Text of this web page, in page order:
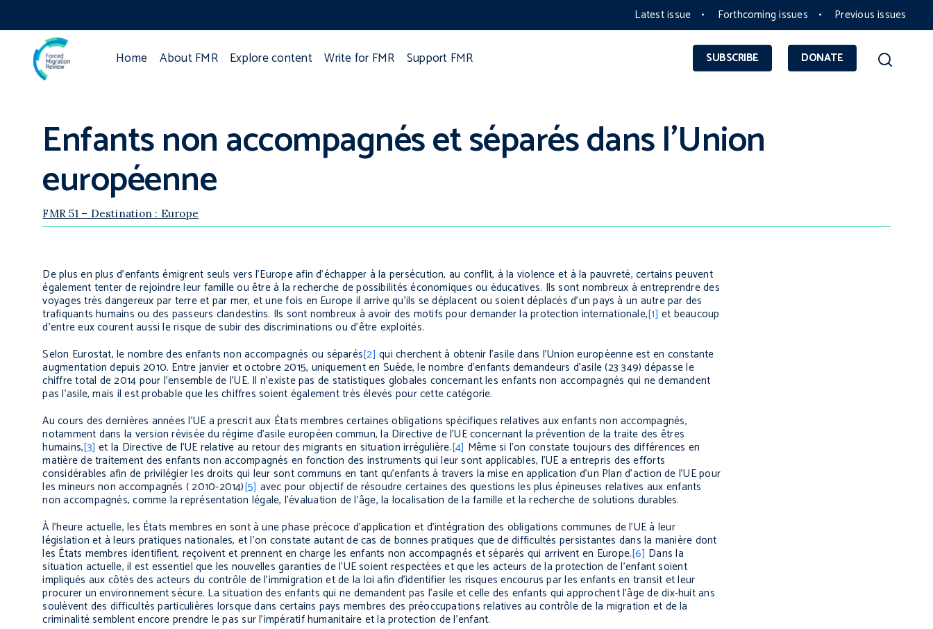
Latest issue Forthcoming issues Previous issues
SUBSCRIBE DONATE
Home About FMR Explore content Write for FMR Support FMR
Enfants non accompagnés et séparés dans l’Union
européenne
FMR 51 – Destination : Europe
De plus en plus d’enfants émigrent seuls vers l’Europe afin d’échapper à la persécution, au conflit, à la violence et à la pauvreté, certains peuvent
également tenter de rejoindre leur famille ou être à la recherche de possibilités économiques ou éducatives. Ils sont nombreux à entreprendre des
voyages très dangereux par terre et par mer, et une fois en Europe il arrive qu’ils se déplacent ou soient déplacés d’un pays à un autre par des
trafiquants humains ou des passeurs clandestins. Ils sont nombreux à avoir des motifs pour demander la protection internationale,[1] et beaucoup
d’entre eux courent aussi le risque de subir des discriminations ou d’être exploités.
Selon Eurostat, le nombre des enfants non accompagnés ou séparés[2] qui cherchent à obtenir l’asile dans l’Union européenne est en constante
augmentation depuis 2010. Entre janvier et octobre 2015, uniquement en Suède, le nombre d’enfants demandeurs d’asile (23 349) dépasse le
chiffre total de 2014 pour l’ensemble de l’UE. Il n’existe pas de statistiques globales concernant les enfants non accompagnés qui ne demandent
pas l’asile, mais il est probable que les chiffres soient également très élevés pour cette catégorie.
Au cours des dernières années l’UE a prescrit aux États membres certaines obligations spécifiques relatives aux enfants non accompagnés,
notamment dans la version révisée du régime d’asile européen commun, la Directive de l’UE concernant la prévention de la traite des êtres
humains,[3] et la Directive de l’UE relative au retour des migrants en situation irrégulière.[4] Même si l’on constate toujours des différences en
matière de traitement des enfants non accompagnés en fonction des instruments qui leur sont applicables, l’UE a entrepris des efforts
considérables afin de privilégier les droits qui leur sont communs en tant qu’enfants à travers la mise en application d’un Plan d’action de l’UE pour
les mineurs non accompagnés ( 2010-2014)[5] avec pour objectif de résoudre certaines des questions les plus épineuses relatives aux enfants
non accompagnés, comme la représentation légale, l’évaluation de l’âge, la localisation de la famille et la recherche de solutions durables.
À l’heure actuelle, les États membres en sont à une phase précoce d’application et d’intégration des obligations communes de l’UE à leur
législation et à leurs pratiques nationales, et l’on constate autant de cas de bonnes pratiques que de difficultés persistantes dans la manière dont
les États membres identifient, reçoivent et prennent en charge les enfants non accompagnés et séparés qui arrivent en Europe.[6] Dans la
situation actuelle, il est essentiel que les nouvelles garanties de l’UE soient respectées et que les acteurs de la protection de l’enfant soient
impliqués aux côtés des acteurs du contrôle de l’immigration et de la loi afin d’identifier les risques encourus par les enfants en transit et leur
procurer un environnement sécure. La situation des enfants qui ne demandent pas l’asile et celle des enfants qui approchent l’âge de dix-huit ans
soulèvent des difficultés particulières lorsque dans certains pays membres des préoccupations relatives au contrôle de la migration et de la
criminalité semblent encore prendre le pas sur l’impératif humanitaire et la protection de l’enfant.